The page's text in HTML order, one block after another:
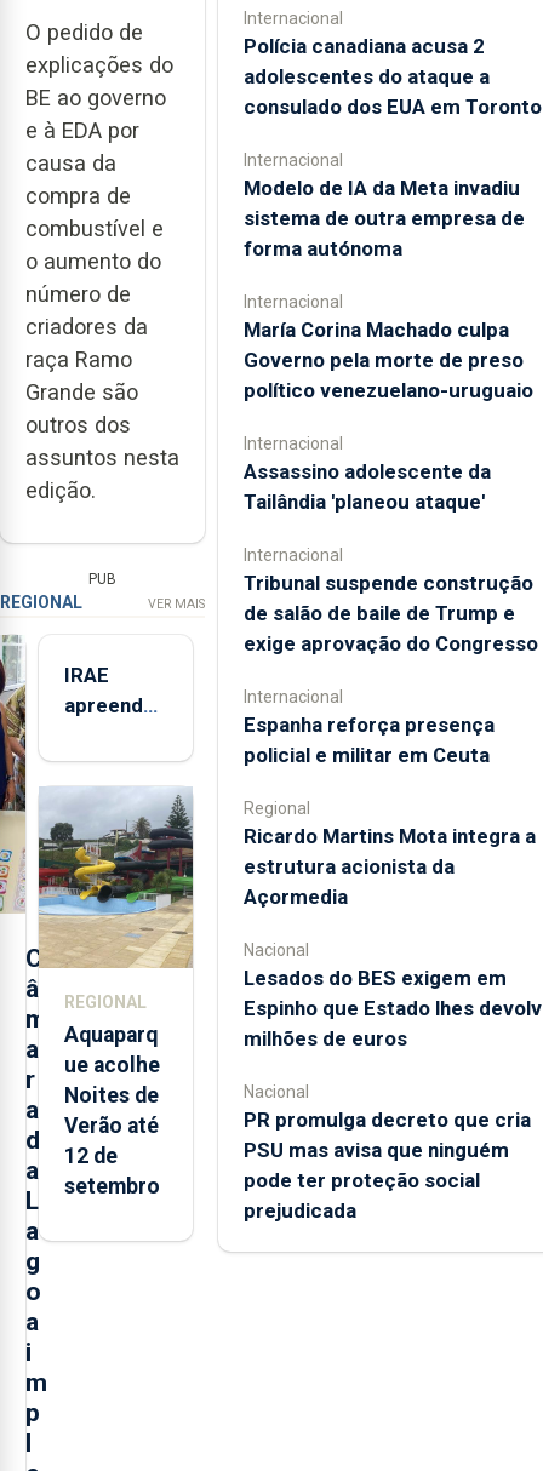
O pedido de
explicações do
BE ao governo
e à EDA por
causa da
compra de
combustível e
o aumento do
número de
criadores da
raça Ramo
Grande são
outros dos
assuntos nesta
edição.
PUB
REGIONAL VER MAIS
C
â
m
a
r
a
d
a
L
a
g
o
a
i
m
p
l
IRAE
apreendeu
toneladas
de
alimentos
entre
2021 e
2025 nos
Açores
REGIONAL
Aquaparq
ue acolhe
Noites de
Verão até
12 de
setembro
Internacional
Polícia canadiana acusa 2
adolescentes do ataque a
consulado dos EUA em Toronto
Internacional
Modelo de IA da Meta invadiu
sistema de outra empresa de
forma autónoma
Internacional
María Corina Machado culpa
Governo pela morte de preso
político venezuelano-uruguaio
Internacional
Assassino adolescente da
Tailândia 'planeou ataque'
Internacional
Tribunal suspende construção
de salão de baile de Trump e
exige aprovação do Congresso
Internacional
Espanha reforça presença
policial e militar em Ceuta
Regional
Ricardo Martins Mota integra a
estrutura acionista da
Açormedia
Nacional
Lesados do BES exigem em
Espinho que Estado lhes
milhões de euros
Nacional
PR promulga decreto que cria
PSU mas avisa que ninguém
pode ter proteção social
prejudicada